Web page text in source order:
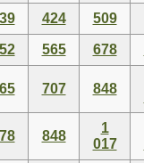
424 509
565 678
707 848
848
1
017